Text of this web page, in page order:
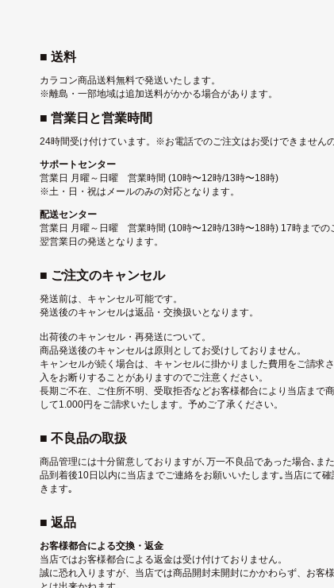
■ 送料
カラコン商品送料無料で発送いたします。
※離島・一部地域は追加送料がかかる場合があります。
■ 営業日と営業時間
24時間受け付けています。 ※お電話でのご注文はお受けできません
サポートセンター
営業日 月曜～日曜 営業時間 (10時〜12時/13時〜18時)
※土・日・祝はメールのみの対応となります。
配送センター
営業日 月曜～日曜 営業時間 (10時〜12時/13時〜18時) 17時までの
翌営業日の発送となります。
■ ご注文のキャンセル
発送前は、キャンセル可能です。
発送後のキャンセルは返品・交換扱いとなります。
出荷後のキャンセル・再発送について。
商品発送後のキャンセルは原則としてお受けしておりません。
キャンセルが続く場合は、キャンセルに掛かりました費用をご請求
入をお断りすることがありますのでご注意ください。
長期ご不在、ご住所不明、受取拒否などお客様都合により当店まで
して1.000円をご請求いたします。予めご了承ください。
■ 不良品の取扱
商品管理には十分留意しておりますが､万一不良品であった場合､ま
品到着後10日以内に当店までご連絡をお願いいたします｡当店にて
きます｡
■ 返品
お客様都合による交換・返金
当店ではお客様都合による返金は受け付けておりません。
誠に恐れ入りますが、当店では商品開封未開封にかかわらず、お客